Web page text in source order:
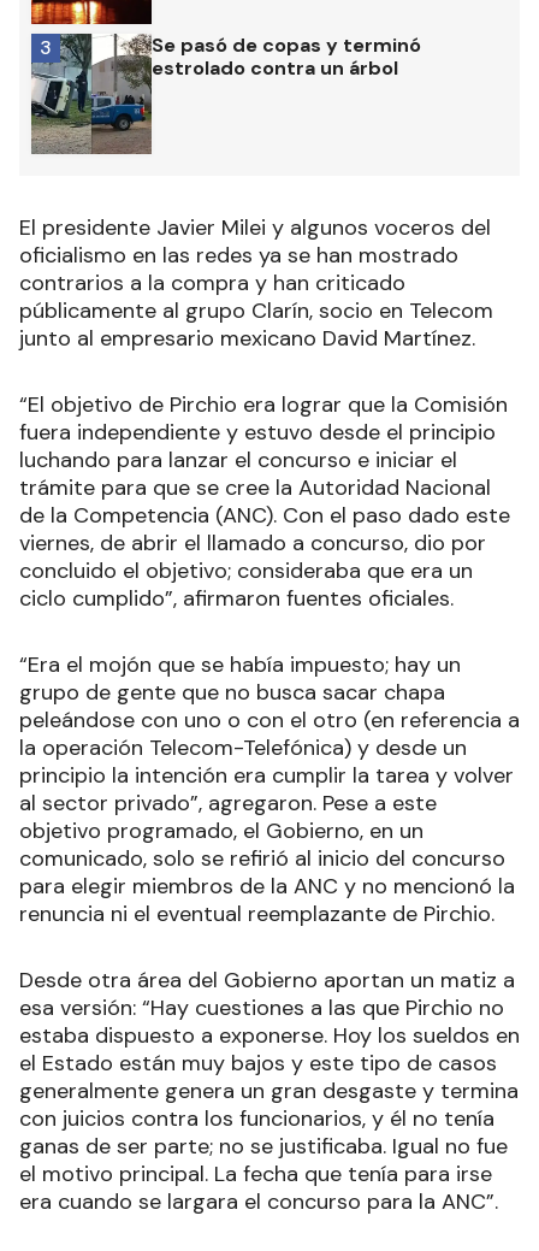
Se pasó de copas y terminó
estrolado contra un árbol
3
El presidente Javier Milei y algunos voceros del
oficialismo en las redes ya se han mostrado
contrarios a la compra y han criticado
públicamente al grupo Clarín, socio en Telecom
junto al empresario mexicano David Martínez.
“El objetivo de Pirchio era lograr que la Comisión
fuera independiente y estuvo desde el principio
luchando para lanzar el concurso e iniciar el
trámite para que se cree la Autoridad Nacional
de la Competencia (ANC). Con el paso dado este
viernes, de abrir el llamado a concurso, dio por
concluido el objetivo; consideraba que era un
ciclo cumplido”, afirmaron fuentes oficiales.
“Era el mojón que se había impuesto; hay un
grupo de gente que no busca sacar chapa
peleándose con uno o con el otro (en referencia a
la operación Telecom-Telefónica) y desde un
principio la intención era cumplir la tarea y volver
al sector privado”, agregaron. Pese a este
objetivo programado, el Gobierno, en un
comunicado, solo se refirió al inicio del concurso
para elegir miembros de la ANC y no mencionó la
renuncia ni el eventual reemplazante de Pirchio.
Desde otra área del Gobierno aportan un matiz a
esa versión: “Hay cuestiones a las que Pirchio no
estaba dispuesto a exponerse. Hoy los sueldos en
el Estado están muy bajos y este tipo de casos
generalmente genera un gran desgaste y termina
con juicios contra los funcionarios, y él no tenía
ganas de ser parte; no se justificaba. Igual no fue
el motivo principal. La fecha que tenía para irse
era cuando se largara el concurso para la ANC”.